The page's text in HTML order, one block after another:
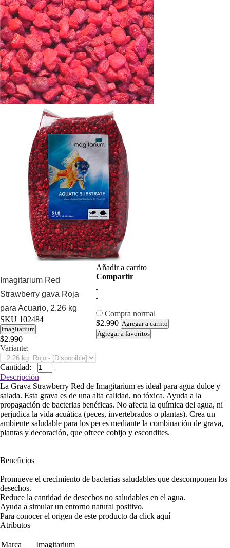
Imagitarium Red
Strawberry gava Roja
para Acuario, 2.26 kg
SKU 102484
Imagitarium
$2.990
Variante:
Cantidad:
Añadir a carrito
Compartir
Compra normal
$2.990 Agregar a carrito
Agregar a favoritos
Descripción
La Grava Strawberry Red de Imagitarium es ideal para agua dulce y
salada. Esta grava es de una alta calidad, no tóxica. Ayuda a la
propagación de bacterias benéficas. No afecta la química del agua, ni
perjudica la vida acuática (peces, invertebrados o plantas). Crea un
ambiente saludable para los peces mediante la combinación de grava,
plantas y decoración, que ofrece cobijo y escondites.
Beneficios
Promueve el crecimiento de bacterias saludables que descomponen los
desechos.
Reduce la cantidad de desechos no saludables en el agua.
Ayuda a simular un entorno natural positivo.
Para conocer el origen de este producto da click aquí
Atributos
Marca Imagitarium